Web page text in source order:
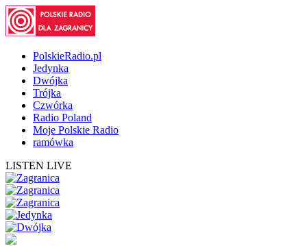
PolskieRadio.pl
Jedynka
Dwójka
Trójka
Czwórka
Radio Poland
Moje Polskie Radio
ramówka
LISTEN LIVE